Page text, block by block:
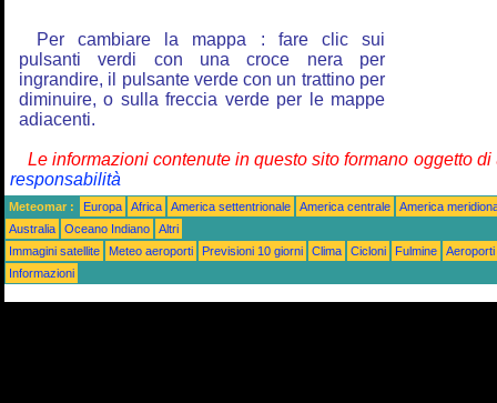
Per cambiare la mappa : fare clic sui
pulsanti verdi con una croce nera per
ingrandire, il pulsante verde con un trattino per
diminuire, o sulla freccia verde per le mappe
adiacenti.
Le informazioni contenute in questo sito formano oggetto
responsabilità
Meteomar : Europa Africa America settentrionale America centrale
America
Australia
Oceano Indiano
Altri
Immagini satellite
Meteo aeroporti Previsioni 10 giorni Clima Cicloni Fulmine
Aeroporti
Informazioni